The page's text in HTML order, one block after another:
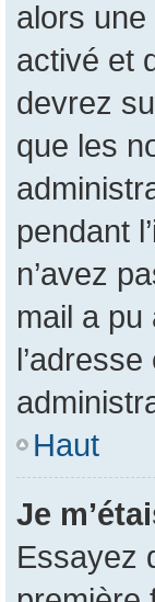
alors
activé et
devrez
que les
pendant
n’avez
mail a
Haut
Je
Essayez